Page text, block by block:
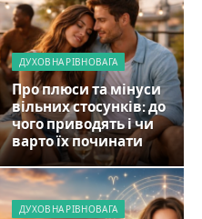
ДУХОВНА РІВНОВАГА
Про плюси та мінуси
вільних стосунків: до
чого приводять і чи
варто їх починати
ДУХОВНА РІВНОВАГА